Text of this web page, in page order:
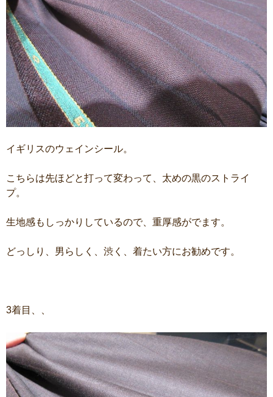
イギリスのウェインシール。
こちらは先ほどと打って変わって、太めの黒のストライ
プ。
生地感もしっかりしているので、重厚感がでます。
どっしり、男らしく、渋く、着たい方にお勧めです。
3着目、、